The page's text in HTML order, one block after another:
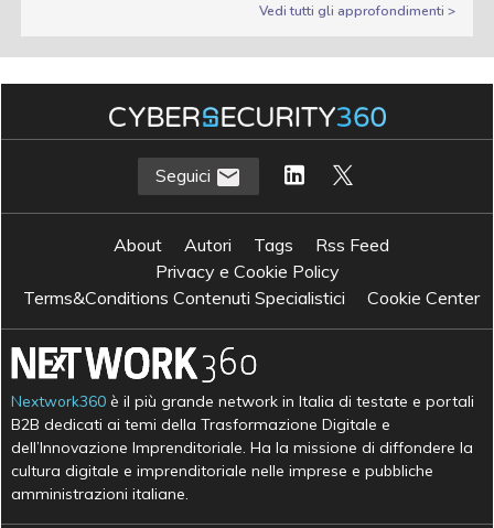
Vedi tutti gli approfondimenti >
Seguici
About Autori Tags
Rss Feed
Privacy e Cookie Policy
Terms&Conditions Contenuti Specialistici
Cookie Center
Nextwork360 è il più grande network in Italia di testate e portali
B2B dedicati ai temi della Trasformazione Digitale e
dell’Innovazione Imprenditoriale. Ha la missione di diffondere la
cultura digitale e imprenditoriale nelle imprese e pubbliche
amministrazioni italiane.